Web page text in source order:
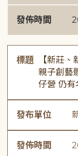
發佈時間
標題
【新莊
親子創藝
仔營 仍有
發布單位
發佈時間